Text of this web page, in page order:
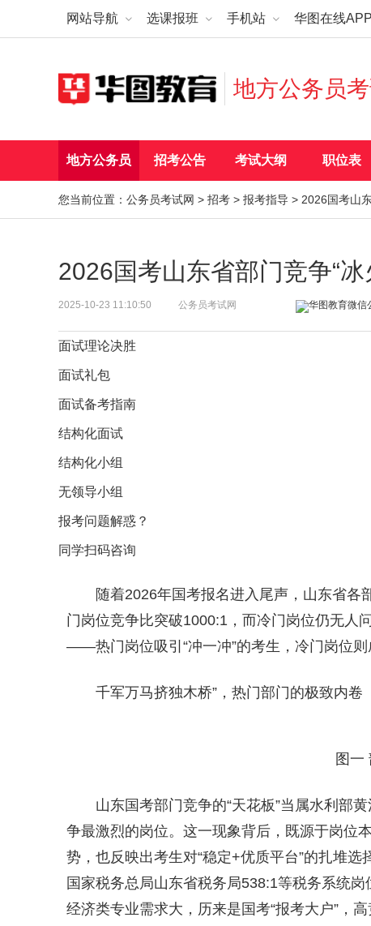
网站导航 选课报班 手机站 华图在线APP
地方公务员
地方公务员 招考公告 考试大纲 职位表
您当前位置： 公务员考试网 > 招考 > 报考指导 > 2026国考山
2026国考山东省部门竞争“冰
2025-10-23 11:10:50 公务员考试网
面试理论决胜
面试礼包
面试备考指南
结构化面试
结构化小组
无领导小组
报考问题解惑？
同学扫码咨询
随着2026年国考报名进入尾声，山东省各
门岗位竞争比突破1000:1，而冷门岗位仍无人
——热门岗位吸引“冲一冲”的考生，冷门岗位则
千军万马挤独木桥”，热门部门的极致内卷
图一
山东国考部门竞争的“天花板”当属水利部
争最激烈的岗位。这一现象背后，既源于岗位
势，也反映出考生对“稳定+优质平台”的扎堆
国家税务总局山东省税务局538:1等税务系统
经济类专业需求大，历来是国考“报考大户”，